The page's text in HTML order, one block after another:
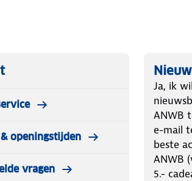
voor heren - Zwart is gemaakt
materiaal met uitstekende
binnenvelours is aan de
openingstijden
vragen
Ja, ik
ANWB
e-mail
beste
ANWB
5.-